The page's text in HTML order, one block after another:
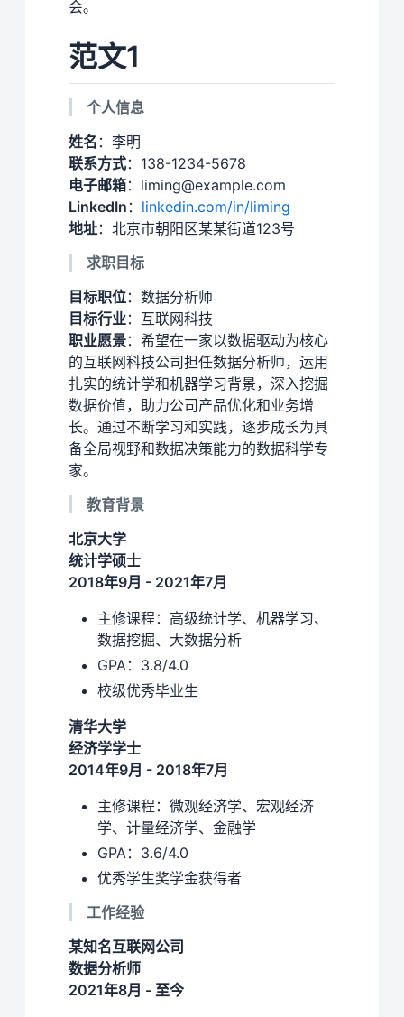
会。
范文1
个人信息
姓名 ：李明
联系方式：138-1234-5678
电子邮箱：liming@example.com
LinkedIn ： linkedin.com/in/liming
地址：北京市朝阳区某某街道123号
求职目标
目标职位：数据分析师
目标行业：互联网科技
职业愿景：希望在一家以数据驱动为核心
的互联网科技公司担任数据分析师，运用
扎实的统计学和机器学习背景，深入挖掘
数据价值，助力公司产品优化和业务增
长。通过不断学习和实践，逐步成长为具
备全局视野和数据决策能力的数据科学专
家。
教育背景
北京大学
统计学硕士
2018年9月 - 2021年7月
主修课程：高级统计学、机器学习、
数据挖掘、大数据分析
GPA：3.8/4.0
校级优秀毕业生
清华大学
经济学学士
2014年9月 - 2018年7月
主修课程：微观经济学、宏观经济
学、计量经济学、金融学
GPA：3.6/4.0
优秀学生奖学金获得者
工作经验
某知名互联网公司
数据分析师
2021年8月 - 至今